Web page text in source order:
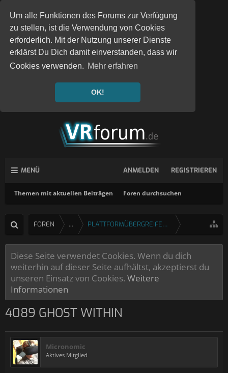
Um alle Funktionen des Forums zur Verfügung
zu stellen, ist die Verwendung von Cookies
erforderlich. Mit der Nutzung unserer Dienste
erklärst Du Dich damit einverstanden, dass wir
Cookies verwenden. Mehr erfahren
OK!
MENÜ
Themen mit aktuellen Beiträgen Foren durchsuchen
ANMELDEN REGISTRIEREN
FOREN ... PLATTFORMÜBERGREIFENDE SPIELE
Diese Seite verwendet Cookies. Wenn du dich
weiterhin auf dieser Seite aufhältst, akzeptierst du
unseren Einsatz von Cookies. Weitere
Informationen
4089 GHOST WITHIN
Micronomic
Aktives Mitglied